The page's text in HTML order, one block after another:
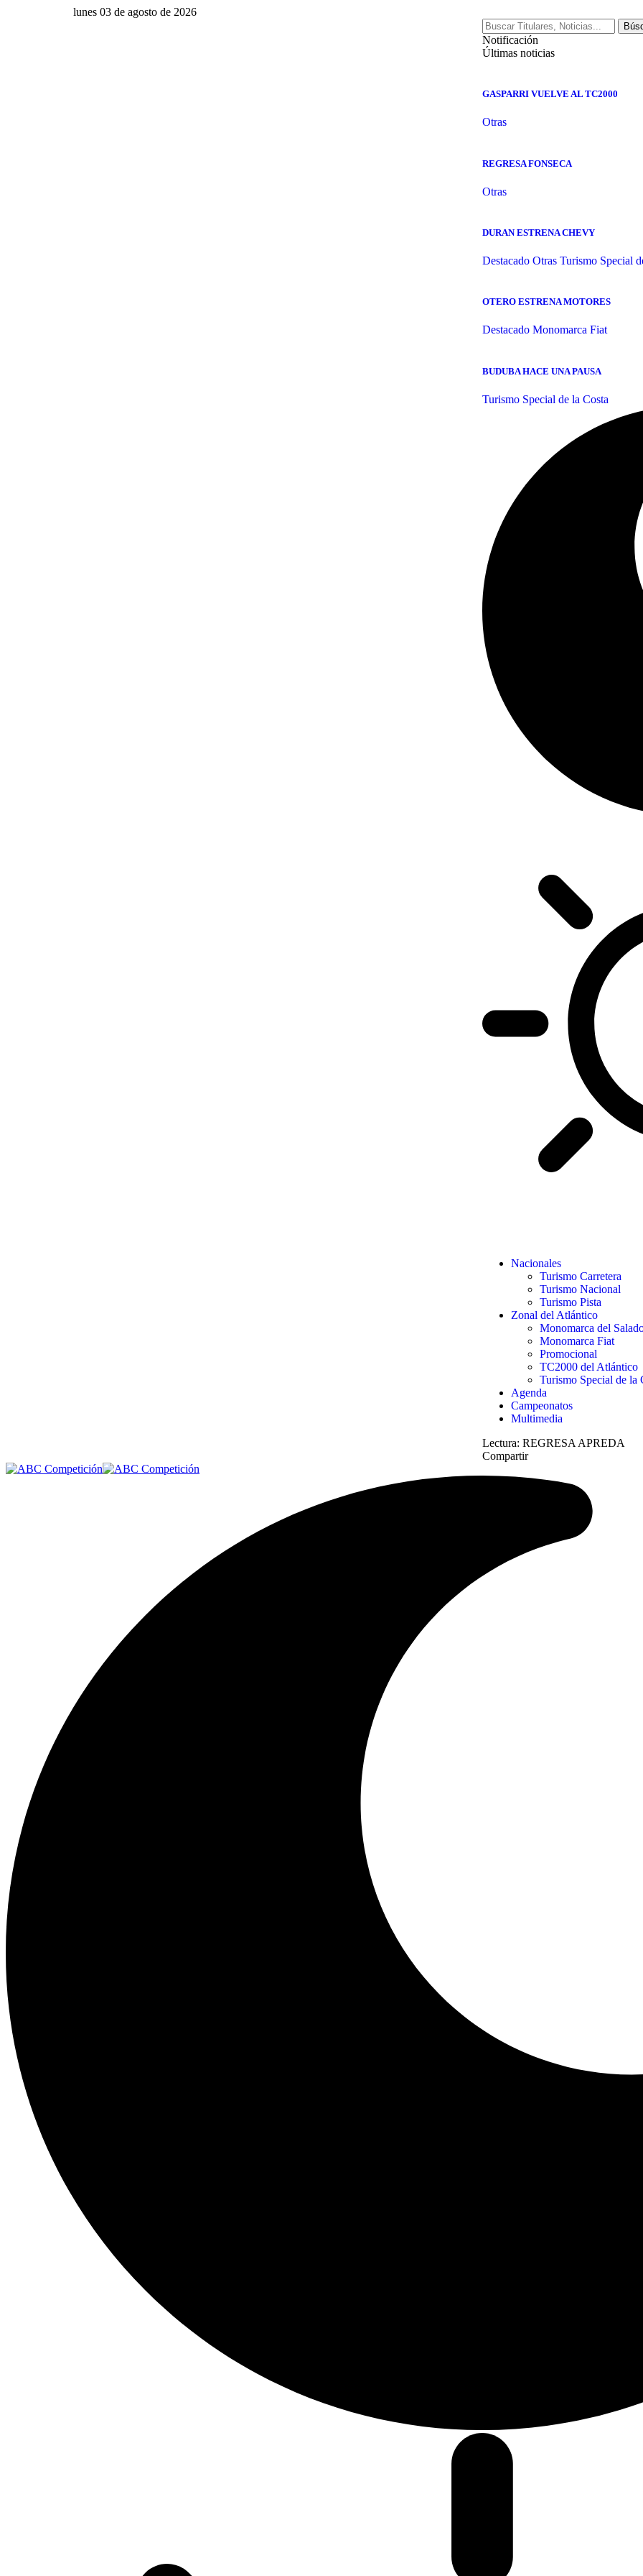
lunes 03 de agosto de 2026
Notificación
Últimas noticias
GASPARRI VUELVE AL TC2000
Otras
REGRESA FONSECA
Otras
DURAN ESTRENA CHEVY
Destacado Otras Turismo Special
OTERO ESTRENA MOTORES
Destacado Monomarca Fiat
BUDUBA HACE UNA PAUSA
Turismo Special de la Costa
Nacionales
Turismo Carretera
Turismo Nacional
Turismo Pista
Zonal del Atlántico
Monomarca del
Monomarca Fiat
Promocional
TC2000 del Atlántico
Turismo Special de la
Agenda
Campeonatos
Multimedia
Lectura: REGRESA APREDA
Compartir